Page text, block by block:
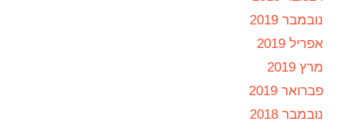
נובמבר 2019
אפריל 2019
מרץ 2019
פברואר 2019
נובמבר 2018